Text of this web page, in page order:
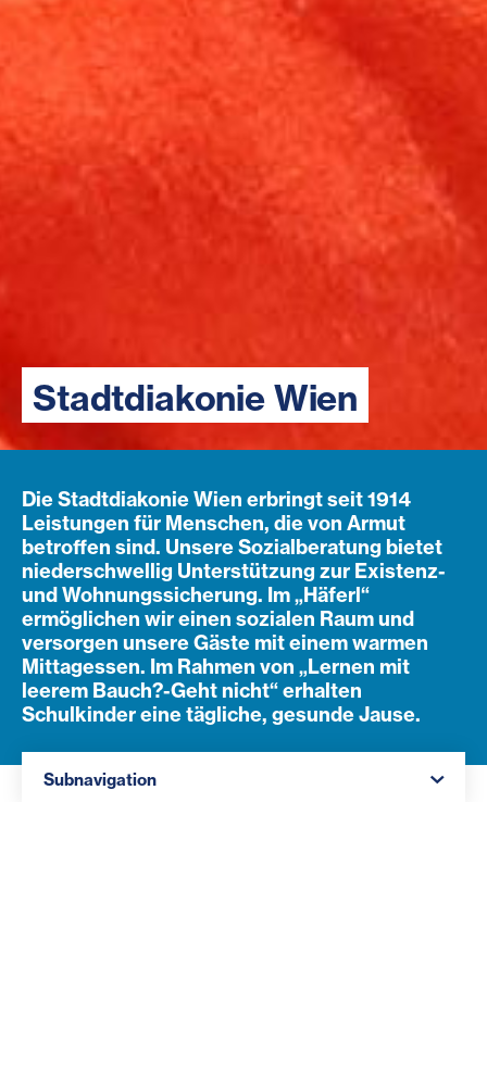
Stadtdiakonie Wien
Die Stadtdiakonie Wien erbringt seit 1914
Leistungen für Menschen, die von Armut
betroffen sind. Unsere Sozialberatung bietet
niederschwellig Unterstützung zur Existenz-
und Wohnungssicherung. Im „Häferl“
ermöglichen wir einen sozialen Raum und
versorgen unsere Gäste mit einem warmen
Mittagessen. Im Rahmen von „Lernen mit
leerem Bauch?-Geht nicht“ erhalten
Schulkinder eine tägliche, gesunde Jause.
Subnavigation